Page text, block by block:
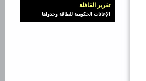
تقرير القافلة
الإعانات الحكومية للطاقة وجدواها